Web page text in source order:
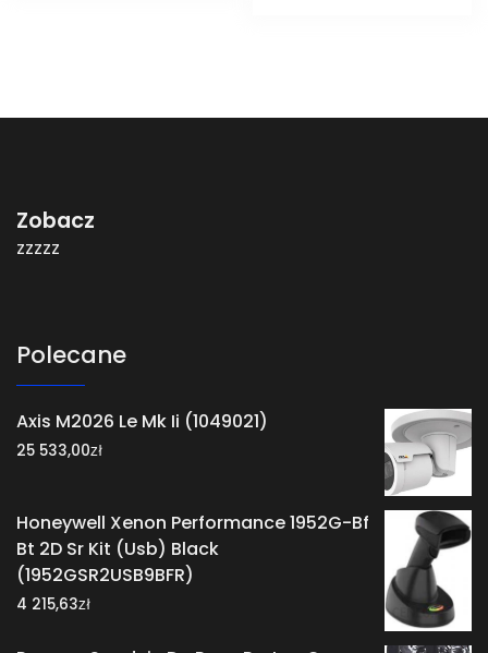
Zobacz
zzzzz
Polecane
Axis M2026 Le Mk Ii (1049021)
25 533,00zł
Honeywell Xenon Performance 1952G-Bf
Bt 2D Sr Kit (Usb) Black
(1952GSR2USB9BFR)
4 215,63zł